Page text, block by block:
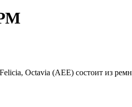
Octavia (AEE) состоит из